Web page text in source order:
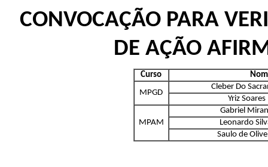
CONVOCAÇÃO PARA
DE AÇÃO
Curso
MPGD
Cleber Do
Yriz Soares
MPAM
Gabriel
Leonardo
Saulo de